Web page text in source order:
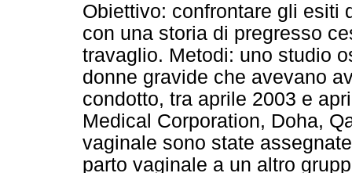
Obiettivo: confrontare gli esiti
con una storia di pregresso
travaglio. Metodi: uno studio
donne gravide che avevano
condotto, tra aprile 2003 e
Medical Corporation, Doha,
vaginale sono state
parto vaginale a un altro